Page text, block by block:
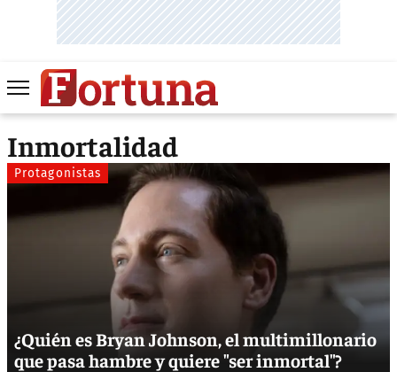
Inmortalidad
Protagonistas
¿Quién es Bryan Johnson, el multimillonario
que pasa hambre y quiere "ser inmortal"?